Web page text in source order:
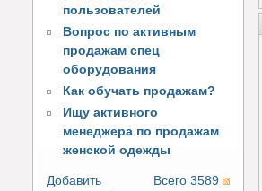
пользователей
Вопрос по активным
продажам спец
оборудования
Как обучать продажам?
Ищу активного
менеджера по продажам
женской одежды
Всего 3589
Добавить